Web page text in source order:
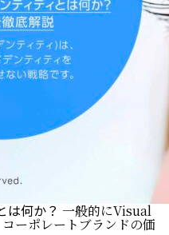
は何か？ 一般的にVisual
ーポレートブランドの価